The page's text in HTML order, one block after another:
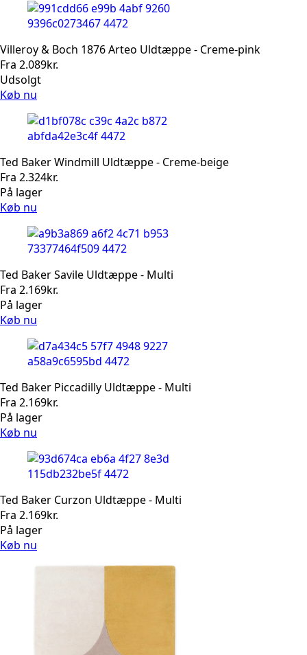
Villeroy & Boch 1876 Arteo Uldtæppe - Creme-pink
Fra 2.089kr.
Udsolgt
Køb nu
Ted Baker Windmill Uldtæppe - Creme-beige
Fra 2.324kr.
På lager
Køb nu
Ted Baker Savile Uldtæppe - Multi
Fra 2.169kr.
På lager
Køb nu
Ted Baker Piccadilly Uldtæppe - Multi
Fra 2.169kr.
På lager
Køb nu
Ted Baker Curzon Uldtæppe - Multi
Fra 2.169kr.
På lager
Køb nu